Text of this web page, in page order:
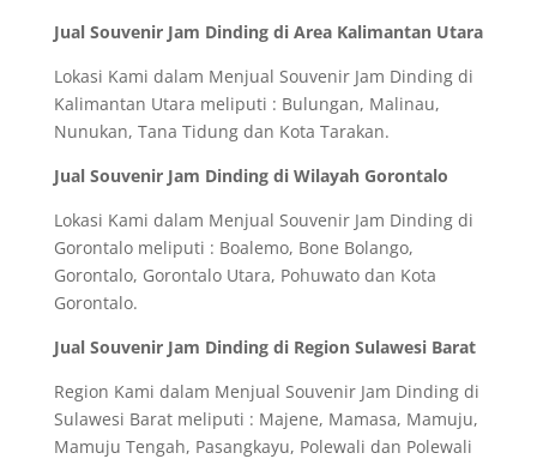
Jual Souvenir Jam Dinding di Area Kalimantan Utara
Lokasi Kami dalam Menjual Souvenir Jam Dinding di
Kalimantan Utara meliputi : Bulungan, Malinau,
Nunukan, Tana Tidung dan Kota Tarakan.
Jual Souvenir Jam Dinding di Wilayah Gorontalo
Lokasi Kami dalam Menjual Souvenir Jam Dinding di
Gorontalo meliputi : Boalemo, Bone Bolango,
Gorontalo, Gorontalo Utara, Pohuwato dan Kota
Gorontalo.
Jual Souvenir Jam Dinding di Region Sulawesi Barat
Region Kami dalam Menjual Souvenir Jam Dinding di
Sulawesi Barat meliputi : Majene, Mamasa, Mamuju,
Mamuju Tengah, Pasangkayu, Polewali dan Polewali